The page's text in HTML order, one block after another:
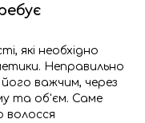
які необхідно
Неправильно
важчим, через
та об'єм. Саме
волосся